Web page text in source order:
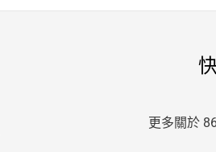
更多關於